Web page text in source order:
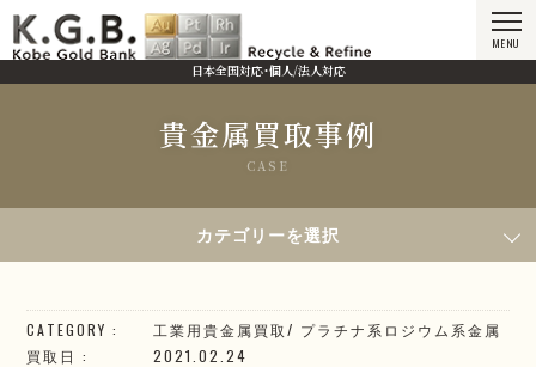
日本全国対応・個人/法人対応
MENU
貴金属買取事例
CASE
2021年2月24日買取／R熱電対
カテゴリーを選択
CATEGORY 工業用貴金属買取/ プラチナ系 ロジウム系金属
買取日
2021.02.24